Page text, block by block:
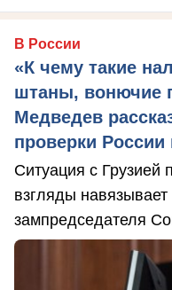
В России
«К чему такие
штаны, вонючие
Медведев
проверки России
Ситуация с Грузией
взгляды
зампредседателя